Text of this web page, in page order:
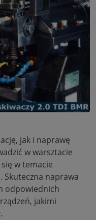
jak i naprawę
w warsztacie
w temacie
Skuteczna naprawa
odpowiednich
jakimi